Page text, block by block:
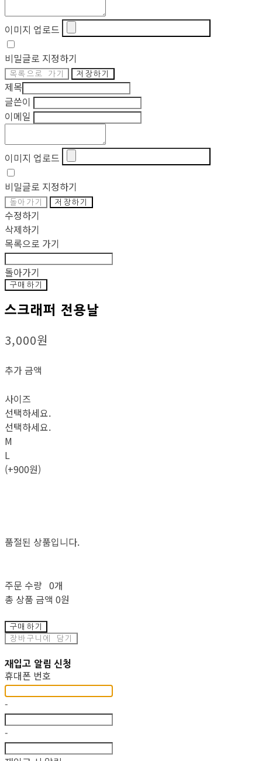
이미지 업로드
비밀글로 지정하기
목록으로 가기 저장하기
제목
글쓴이
이메일
이미지 업로드
비밀글로 지정하기
돌아가기 저장하기
수정하기
삭제하기
목록으로 가기
돌아가기
구매하기
스크래퍼 전용날
3,000원
추가 금액
사이즈
선택하세요.
선택하세요.
M
L
(+900원)
품절된 상품입니다.
주문 수량 0개
총 상품 금액 0원
구매하기
장바구니에 담기
재입고 알림 신청
휴대폰 번호
-
-